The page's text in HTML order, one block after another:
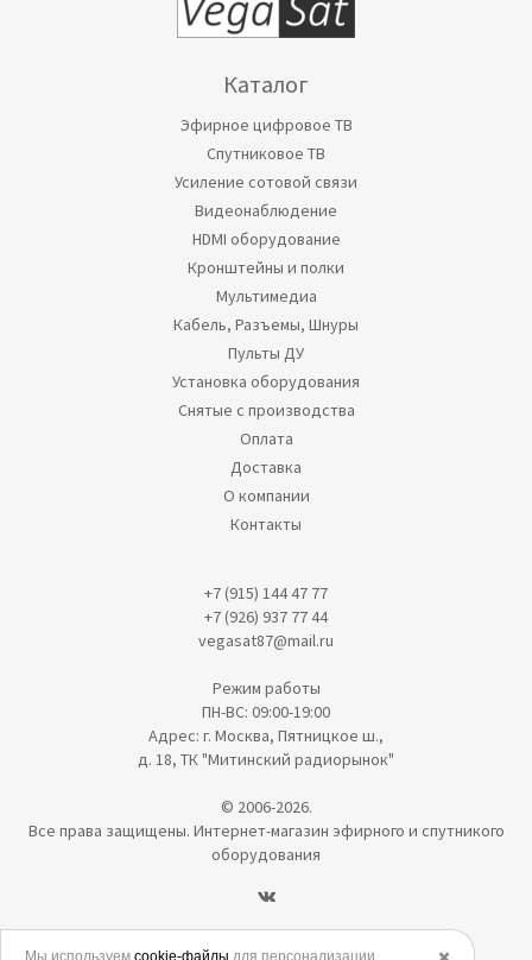
Каталог
Эфирное цифровое ТВ
Спутниковое ТВ
Усиление сотовой связи
Видеонаблюдение
HDMI оборудование
Кронштейны и полки
Мультимедиа
Кабель, Разъемы, Шнуры
Пульты ДУ
Установка оборудования
Снятые с производства
Оплата
Доставка
О компании
Контакты
+7 (915) 144 47 77
+7 (926) 937 77 44
vegasat87@mail.ru
Режим работы
ПН-ВС: 09:00-19:00
Адрес: г. Москва, Пятницкое ш.,
д. 18, ТК "Митинский радиорынок"
© 2006-2026.
Все права защищены. Интернет-магазин эфирного и спутникого
оборудования
Политика в отношении обработки персональных данных ✖️
Мы используем cookie-файлы для персонализации